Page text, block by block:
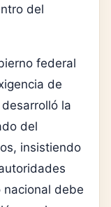
del
federal
de
la
del
insistiendo
debe